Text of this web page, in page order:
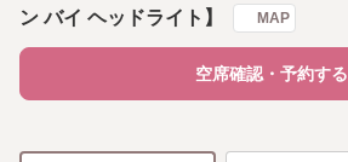
ン バイ ヘッドライト】
MAP
空席確認・予約する